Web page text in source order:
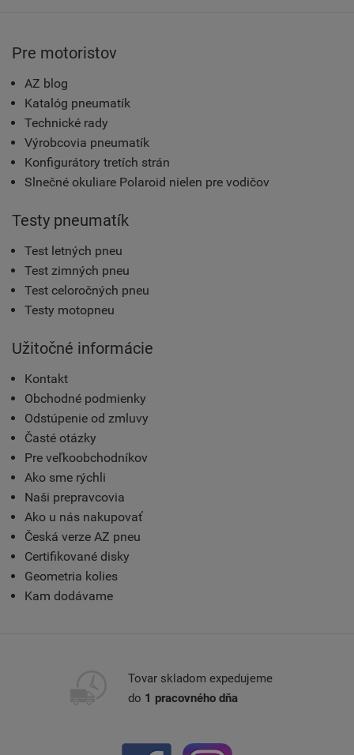
Pre motoristov
AZ blog
Katalóg pneumatík
Technické rady
Výrobcovia pneumatík
Konfigurátory tretích strán
Slnečné okuliare Polaroid nielen pre vodičov
Testy pneumatík
Test letných pneu
Test zimných pneu
Test celoročných pneu
Testy motopneu
Užitočné informácie
Kontakt
Obchodné podmienky
Odstúpenie od zmluvy
Časté otázky
Pre veľkoobchodníkov
Ako sme rýchli
Naši prepravcovia
Ako u nás nakupovať
Česká verze AZ pneu
Certifikované disky
Geometria kolies
Kam dodávame
Tovar skladom expedujeme
do 1 pracovného dňa